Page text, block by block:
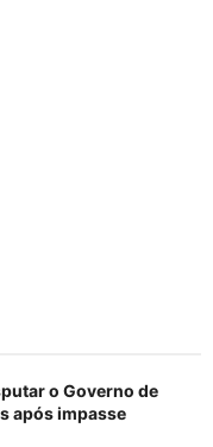
o Governo de
após impasse